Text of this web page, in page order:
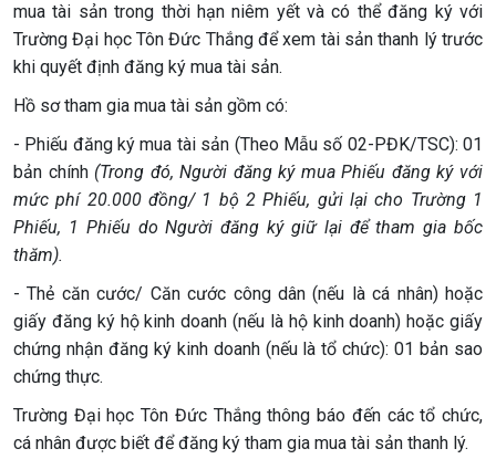
mua tài sản trong thời hạn niêm yết và có thể đăng ký với
Trường Đại học Tôn Đức Thắng để xem tài sản thanh lý trước
khi quyết định đăng ký mua tài sản.
Hồ sơ tham gia mua tài sản gồm có:
- Phiếu đăng ký mua tài sản (Theo Mẫu số 02-PĐK/TSC): 01
bản chính (Trong đó, Người đăng ký mua Phiếu đăng ký với
mức phí 20.000 đồng/ 1 bộ 2 Phiếu, gửi lại cho Trường 1
Phiếu, 1 Phiếu do Người đăng ký giữ lại để tham gia bốc
thăm).
- Thẻ căn cước/ Căn cước công dân (nếu là cá nhân) hoặc
giấy đăng ký hộ kinh doanh (nếu là hộ kinh doanh) hoặc giấy
chứng nhận đăng ký kinh doanh (nếu là tổ chức): 01 bản sao
chứng thực.
Trường Đại học Tôn Đức Thắng thông báo đến các tổ chức,
cá nhân được biết để đăng ký tham gia mua tài sản thanh lý.